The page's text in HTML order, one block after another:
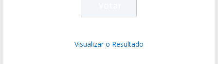
Visualizar o Resultado